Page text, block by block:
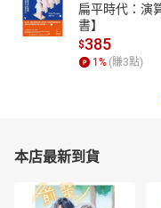
扁平時代：演
書】
$385
1% (賺3點)
本店最新到貨